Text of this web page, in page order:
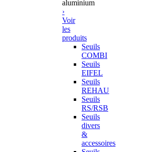
aluminium
›
Voir
les
produits
Seuils
COMBI
Seuils
EIFEL
Seuils
REHAU
Seuils
RS/RSB
Seuils
divers
&
accessoires